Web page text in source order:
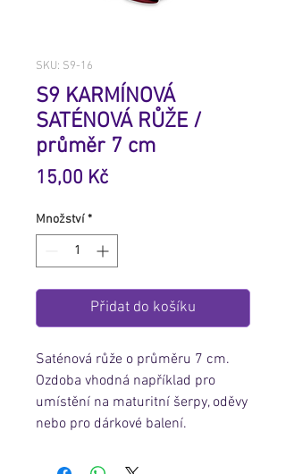
SKU: S9-16
S9 KARMÍNOVÁ
SATÉNOVÁ RŮŽE /
průměr 7 cm
15,00 KčCena
Množství *
Přidat do košíku
Saténová růže o průměru 7 cm.
Ozdoba vhodná například pro
umístění na maturitní šerpy, oděvy
nebo pro dárkové balení.